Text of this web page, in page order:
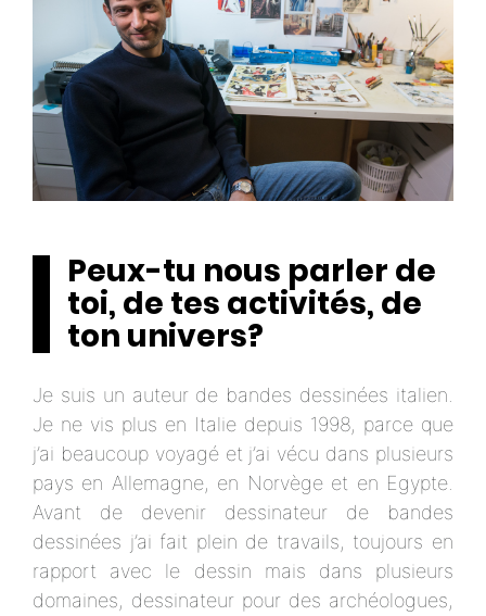
Peux-tu nous parler de
toi, de tes activités, de
ton univers?
Je suis un auteur de bandes dessinées italien.
Je ne vis plus en Italie depuis 1998, parce que
j’ai beaucoup voyagé et j’ai vécu dans plusieurs
pays en Allemagne, en Norvège et en Egypte.
Avant de devenir dessinateur de bandes
dessinées j’ai fait plein de travails, toujours en
rapport avec le dessin mais dans plusieurs
domaines, dessinateur pour des archéologues,